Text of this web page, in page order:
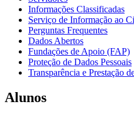
Informações Classificadas
Serviço de Informação ao
Perguntas Frequentes
Dados Abertos
Fundações de Apoio (FAP)
Proteção de Dados Pessoais
Transparência e Prestação
Alunos